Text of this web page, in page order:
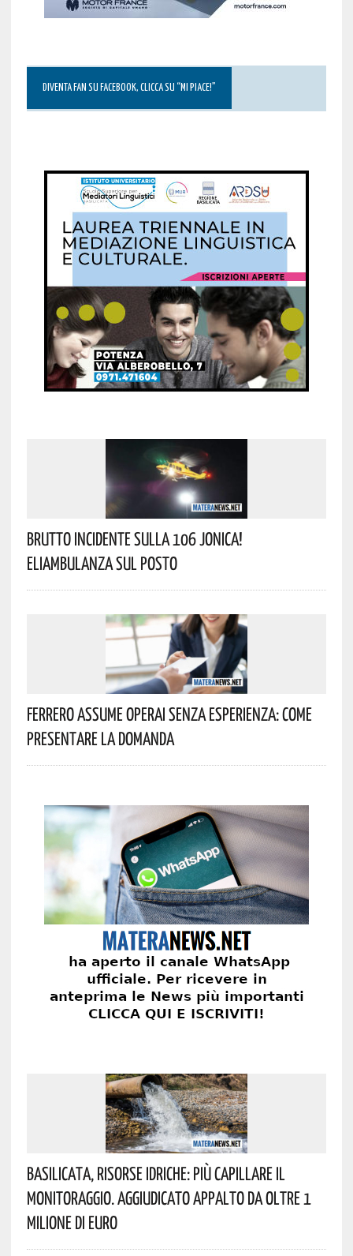
DIVENTA FAN SU FACEBOOK, CLICCA SU “MI PIACE!”
Brutto Incidente Sulla 106 Jonica!
Eliambulanza Sul Posto
Ferrero Assume Operai Senza Esperienza: Come
Presentare La Domanda
Basilicata, Risorse Idriche: Più Capillare Il
Monitoraggio. Aggiudicato Appalto Da Oltre 1
Milione Di Euro